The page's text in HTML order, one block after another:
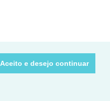
Aceito e desejo continuar